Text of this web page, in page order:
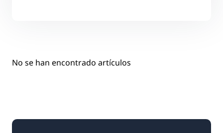
No se han encontrado artículos